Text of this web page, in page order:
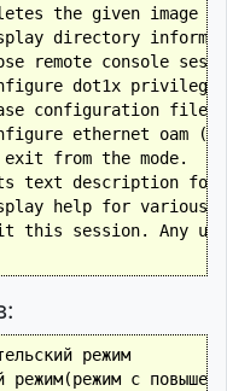
the given image or
directory
console
dot1x privileged
configuration file.
ethernet oam
from the mode.
description for a
help for various
session. Any
- обычные пользовательский режим